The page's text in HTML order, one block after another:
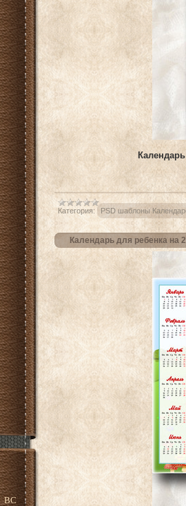
ВС
Категория: PSD шаблоны
Календарь для ребенка на